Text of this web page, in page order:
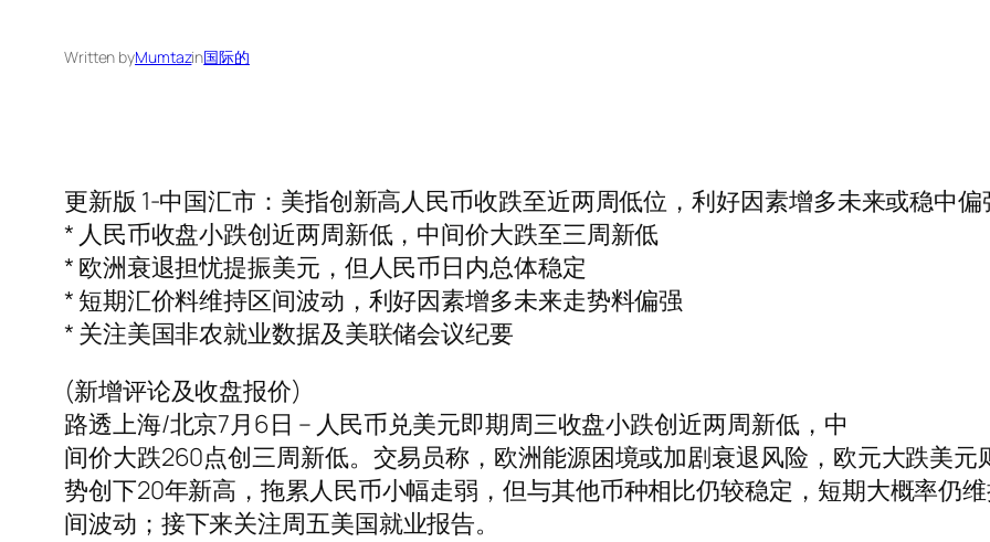
Written byMumtazin国际的
更新版 1-中国汇市：美指创新高人民币收跌至近两周低位，利好因素增多未来或稳中偏
* 人民币收盘小跌创近两周新低，中间价大跌至三周新低
* 欧洲衰退担忧提振美元，但人民币日内总体稳定
* 短期汇价料维持区间波动，利好因素增多未来走势料偏强
* 关注美国非农就业数据及美联储会议纪要
(新增评论及收盘报价)
路透上海/北京7月6日 – 人民币兑美元即期周三收盘小跌创近两周新低，中
间价大跌260点创三周新低。交易员称，欧洲能源困境或加剧衰退风险，欧元大跌美元
势创下20年新高，拖累人民币小幅走弱，但与其他币种相比仍较稳定，短期大概率仍
间波动；接下来关注周五美国就业报告。